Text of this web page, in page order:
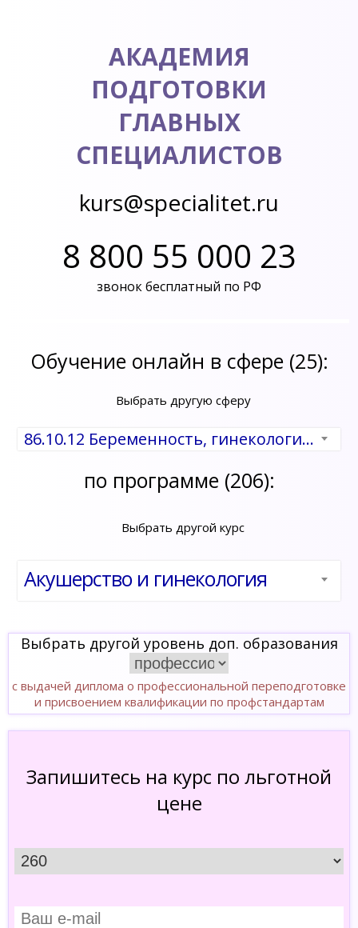
АКАДЕМИЯ
ПОДГОТОВКИ
ГЛАВНЫХ
СПЕЦИАЛИСТОВ
kurs@specialitet.ru
8 800 55 000 23
звонок бесплатный по РФ
Обучение онлайн в сфере (25):
Выбрать другую сферу
86.10.12 Беременность, гинекология и акушерство
по программе (206):
Выбрать другой курс
Акушерство и гинекология
Выбрать другой уровень доп. образования
с выдачей диплома о профессиональной переподготовке
и присвоением квалификации по профстандартам
Запишитесь на курс по льготной
цене